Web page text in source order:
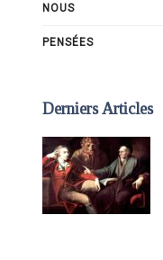
NOUS
PENSÉES
Derniers Articles